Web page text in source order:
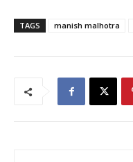
TAGS manish malhotra